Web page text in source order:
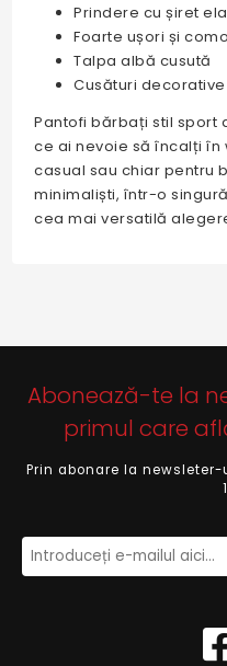
Prindere cu șiret
Foarte ușori și
Talpa albă cusută
Cusături
Pantofi bărbați stil sport
ce ai nevoie să încalți în
casual sau chiar pentru
minimaliști, într-o
cea mai versatilă
Abonează-te la
primul care
Prin abonare la